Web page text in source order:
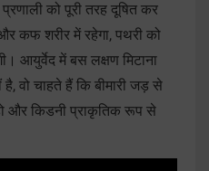
को पूरी तरह दूषित कर
कफ शरीर में रहेगा, पथरी को
आयुर्वेद में बस लक्षण मिटाना
वो चाहते हैं कि बीमारी जड़ से
और किडनी प्राकृतिक रूप से